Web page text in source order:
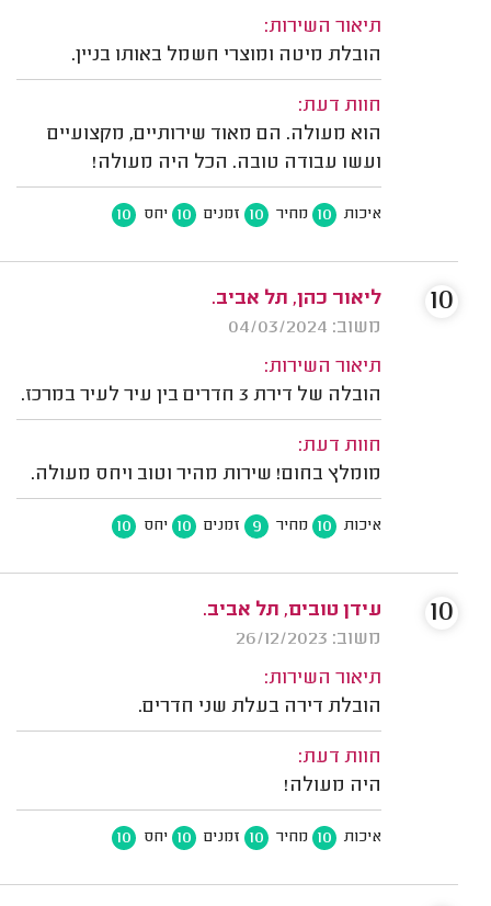
תיאור השירות:
הובלת מיטה ומוצרי חשמל באותו בניין.
חוות דעת:
הוא מעולה. הם מאוד שירותיים, מקצועיים
ועשו עבודה טובה. הכל היה מעולה!
איכות 10 מחיר 10 זמנים 10 יחס 10
ליאור כהן, תל אביב.
משוב: 04/03/2024
תיאור השירות:
הובלה של דירת 3 חדרים בין עיר לעיר במרכז.
חוות דעת:
מומלץ בחום! שירות מהיר וטוב ויחס מעולה.
איכות 10 מחיר 9 זמנים 10 יחס 10
10
עידן טובים, תל אביב.
משוב: 26/12/2023
תיאור השירות:
הובלת דירה בעלת שני חדרים.
חוות דעת:
היה מעולה!
איכות 10 מחיר 10 זמנים 10 יחס 10
10